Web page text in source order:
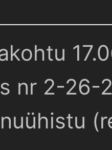
nr 2-26-